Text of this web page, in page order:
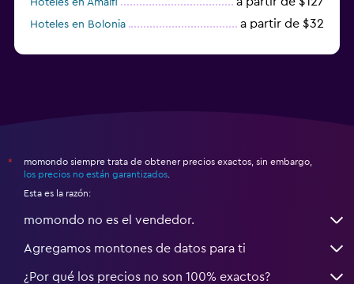
Hoteles en Amalfi
Hoteles en Bolonia a partir de $32
*
momondo siempre trata de obtener precios exactos, sin embargo,
los precios no están garantizados
Esta es la razón:
momondo no es el vendedor.
Agregamos montones de datos para ti
¿Por qué los precios no son 100% exactos?